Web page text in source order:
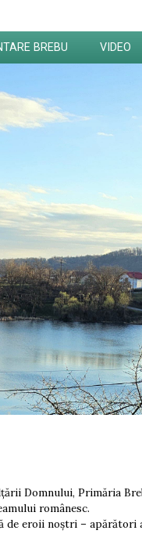
BREBU VIDEO
Primăria
românesc.
eroii noștri – apărători